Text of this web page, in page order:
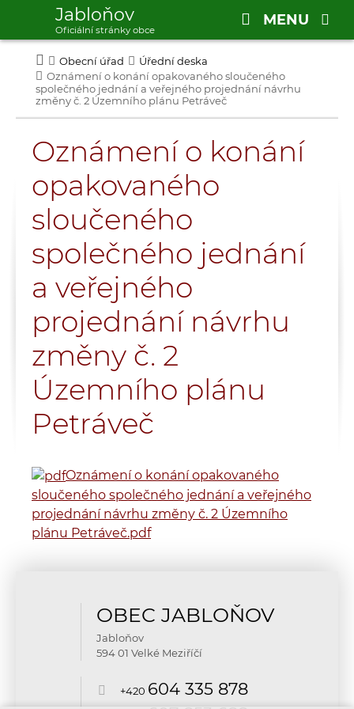
Obecní úřad
Úřední deska
Oznámení o konání opakovaného sloučeného
společného jednání a veřejného projednání návrhu
změny č. 2 Územního plánu Petráveč
Oznámení o konání
opakovaného
sloučeného
společného jednání
a veřejného
projednání návrhu
změny č. 2
Územního plánu
Petráveč
Oznámení o konání opakovaného
sloučeného společného jednání a veřejného
projednání návrhu změny č. 2 Územního
plánu Petráveč.pdf
OBEC JABLOŇOV
Jabloňov
594 01 Velké Meziříčí
+420 604 335 878
Jabloňov
Oficiální stránky obce
MENU